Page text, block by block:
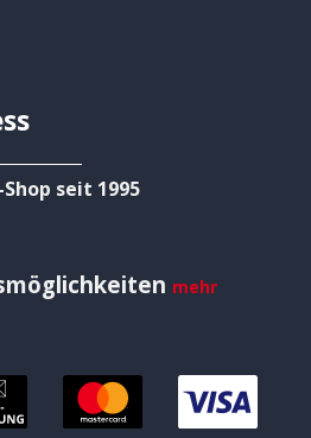
seit 1995
mehr